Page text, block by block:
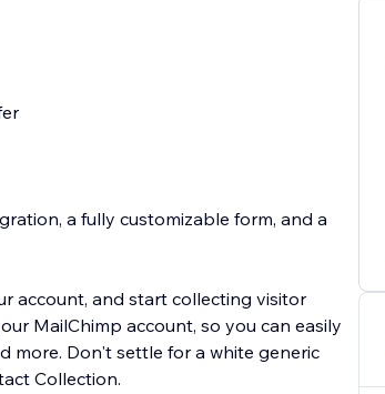
a fully customizable form, and a
account, and start collecting visitor
MailChimp account, so you can easily
more. Don't settle for a white generic
Collection.